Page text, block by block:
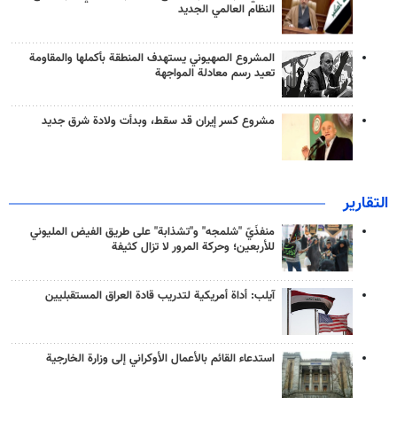
النظام العالمي الجديد
المشروع الصهيوني يستهدف المنطقة بأكملها والمقاومة
تعيد رسم معادلة المواجهة
مشروع كسر إيران قد سقط، وبدأت ولادة شرق جديد
التقارير
منفذَيّ "شلمجه" و"تشذابة" على طريق الفيض المليوني
للأربعين؛ وحركة المرور لا تزال كثيفة
آيلب: أداة أمريكية لتدريب قادة العراق المستقبليين
استدعاء القائم بالأعمال الأوكراني إلى وزارة الخارجية